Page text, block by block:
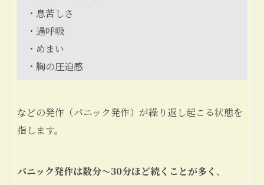
・息苦しさ
・過呼吸
・めまい
・胸の圧迫感
などの発作（パニック発作）が繰り返し起こる状態を
指します。
パニック発作は数分〜30分ほど続くことが多く 、